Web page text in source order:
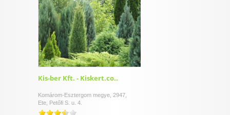
Kis-ber Kft. - Kiskert.co..
Komárom-Esztergom megye, 2947,
Ete, Petőfi S. u. 4.